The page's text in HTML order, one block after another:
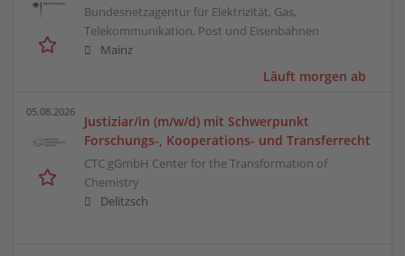
Bundesnetzagentur für Elektrizität, Gas,
Telekommunikation, Post und Eisenbahnen
Mainz
Läuft morgen ab
05.08.2026
Justiziar/in (m/w/d) mit Schwerpunkt
Forschungs-, Kooperations- und Transferrecht
CTC gGmbH Center for the Transformation of
Chemistry
Delitzsch